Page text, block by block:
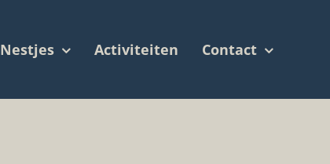
Nestjes Activiteiten Contact